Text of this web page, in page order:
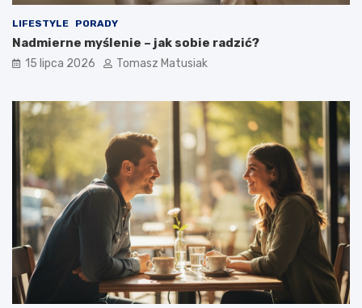
LIFESTYLE PORADY
Nadmierne myślenie – jak sobie radzić?
15 lipca 2026 Tomasz Matusiak